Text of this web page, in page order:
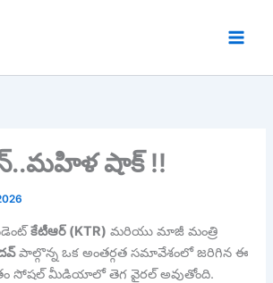
షాక్ !!
కేటీఆర్ (KTR) మరియు మాజీ మంత్రి
పాల్గొన్న ఒక అంతర్గత సమావేశంలో జరిగిన ఈ
సోషల్ మీడియాలో తెగ వైరల్ అవుతోంది.